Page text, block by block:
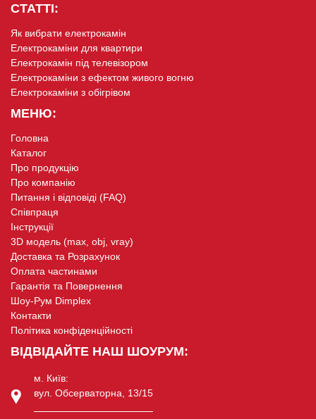
СТАТТІ:
Як вибрати електрокамін
Електрокаміни для квартири
Електрокамін під телевізором
Електрокаміни з ефектом живого вогню
Електрокаміни з обігрівом
МЕНЮ:
Головна
Каталог
Про продукцію
Про компанію
Питання і відповіді (FAQ)
Співпраця
Інструкції
3D модель (max, obj, vray)
Доставка та Розрахунок
Оплата частинами
Гарантія та Повернення
Шоу-Рум Dimplex
Контакти
Політика конфіденційності
ВІДВІДАЙТЕ НАШ ШОУРУМ:
м. Київ:
вул. Обсерваторна, 13/15